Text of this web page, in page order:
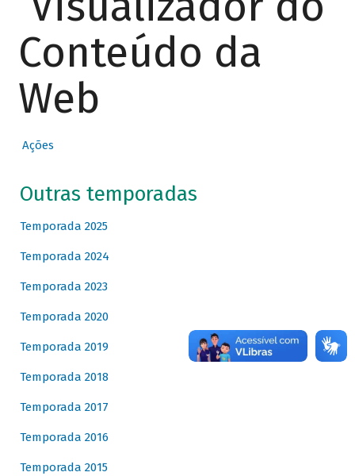
Conteúdo da
Web
Ações
Outras temporadas
Temporada 2025
Temporada 2024
Temporada 2023
Temporada 2020
Temporada 2019
Temporada 2018
Temporada 2017
Temporada 2016
Temporada 2015